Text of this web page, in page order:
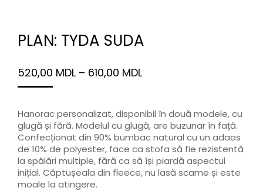
PLAN: TYDA SUDA
520,00 MDL – 610,00 MDL
Hanorac personalizat, disponibil în două modele, cu
glugă și fără. Modelul cu glugă, are buzunar în față.
Confecționat din 90% bumbac natural cu un adaos
de 10% de polyester, face ca stofa să fie rezistentă
la spălări multiple, fără ca să își piardă aspectul
inițial. Căptușeala din fleece, nu lasă scame și este
moale la atingere.